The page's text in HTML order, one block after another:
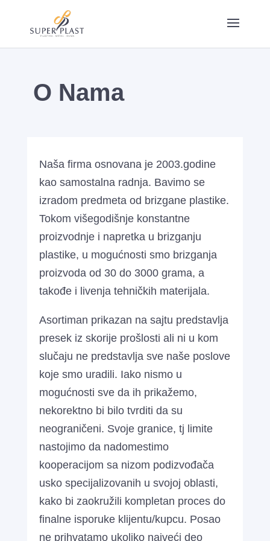
O Nama
Naša firma osnovana je 2003.godine
kao samostalna radnja. Bavimo se
izradom predmeta od brizgane plastike.
Tokom višegodišnje konstantne
proizvodnje i napretka u brizganju
plastike, u mogućnosti smo brizganja
proizvoda od 30 do 3000 grama, a
takođe i livenja tehničkih materijala.
Asortiman prikazan na sajtu predstavlja
presek iz skorije prošlosti ali ni u kom
slučaju ne predstavlja sve naše poslove
koje smo uradili. Iako nismo u
mogućnosti sve da ih prikažemo,
nekorektno bi bilo tvrditi da su
neograničeni. Svoje granice, tj limite
nastojimo da nadomestimo
kooperacijom sa nizom podizvođača
usko specijalizovanih u svojoj oblasti,
kako bi zaokružili kompletan proces do
finalne isporuke klijentu/kupcu. Posao
ne prihvatamo ukoliko najveći deo